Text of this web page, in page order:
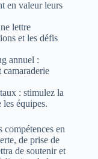
en valeur leurs
lettre
et les défis
annuel :
: stimulez la
équipes.
en
de prise de
de soutenir et